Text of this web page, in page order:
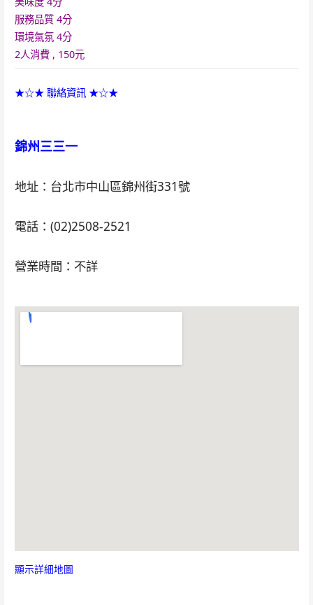
服務品質 4分
環境氣氛 4分
2人消費 , 150元
★☆★ 聯絡資訊 ★☆★
錦州三三一
地址：台北市中山區錦州街331號
電話：(02)2508-2521
營業時間：不詳
顯示詳細地圖